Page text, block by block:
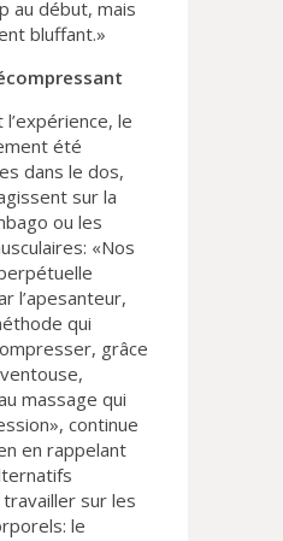
au début, mais
bluffant.»
le
été
dans le dos,
sur la
ou les
«Nos
l’apesanteur,
qui
grâce
massage qui
continue
en rappelant
sur les
le